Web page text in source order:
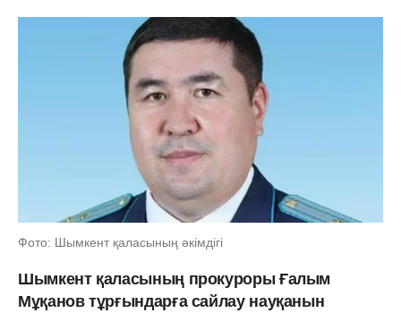
Фото: Шымкент қаласының әкімдігі
Шымкент қаласының прокуроры Ғалым
Мұқанов тұрғындарға сайлау науқанын